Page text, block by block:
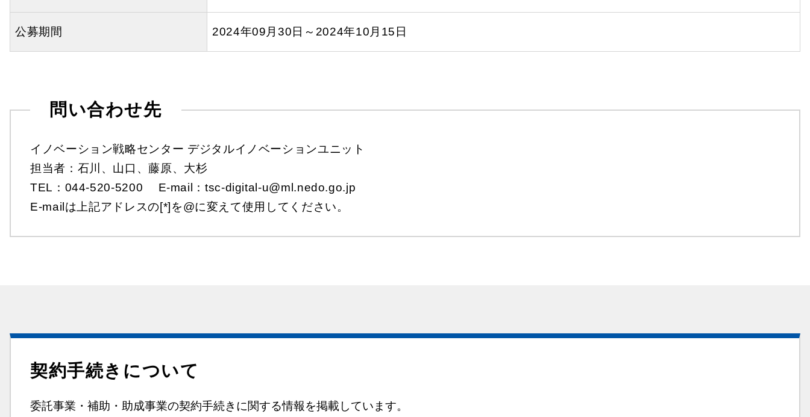
公募期間 2024年09月30日～2024年10月15日
問い合わせ先
イノベーション戦略センター デジタルイノベーションユニット
担当者：石川、山口、藤原、大杉
TEL：044-520-5200 E-mail：tsc-digital-u@ml.nedo.go.jp
E-mailは上記アドレスの[*]を@に変えて使用してください。
契約手続きについて
委託事業・補助・助成事業の契約手続きに関する情報を掲載しています。